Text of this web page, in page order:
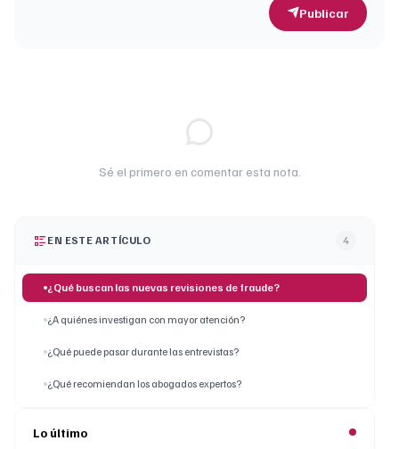
Publicar
Sé el primero en comentar esta nota.
EN ESTE ARTÍCULO 4
¿Qué buscan las nuevas revisiones de fraude?
¿A quiénes investigan con mayor atención?
¿Qué puede pasar durante las entrevistas?
¿Qué recomiendan los abogados expertos?
Lo último